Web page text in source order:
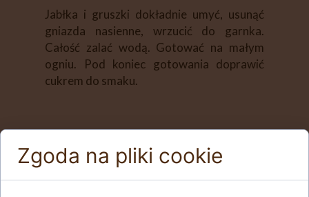
Jabłka i gruszki dokładnie umyć, usunąć
gniazda nasienne, wrzucić do garnka.
Całość zalać wodą. Gotować na małym
ogniu. Pod koniec gotowania doprawić
cukrem do smaku.
Zgoda na pliki cookie